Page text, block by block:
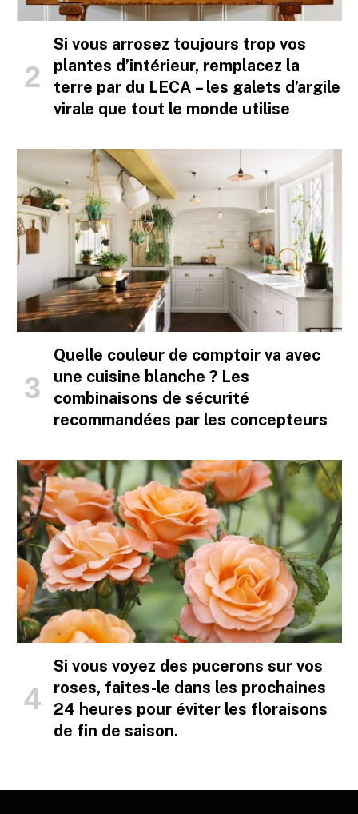
Si vous arrosez toujours trop vos
plantes d’intérieur, remplacez la
terre par du LECA – les galets d’argile
virale que tout le monde utilise
Quelle couleur de comptoir va avec
une cuisine blanche ? Les
combinaisons de sécurité
recommandées par les concepteurs
Si vous voyez des pucerons sur vos
roses, faites-le dans les prochaines
24 heures pour éviter les floraisons
de fin de saison.